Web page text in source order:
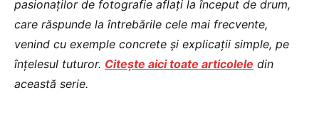
pasionaților de fotografie aflați la început de drum,
care răspunde la întrebările cele mai frecvente,
venind cu exemple concrete și explicații simple, pe
înțelesul tuturor. Citește aici toate articolele din
această serie.